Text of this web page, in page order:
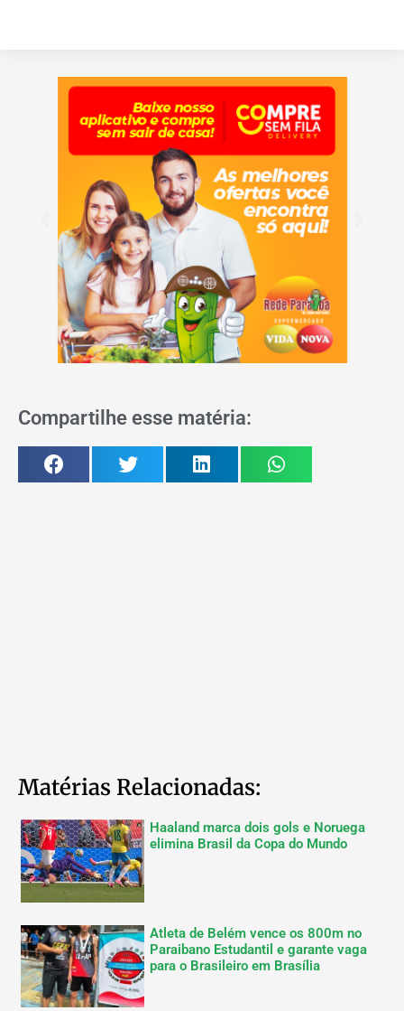
Compartilhe esse matéria:
Matérias Relacionadas:
Haaland marca dois gols e Noruega
elimina Brasil da Copa do Mundo
Atleta de Belém vence os 800m no
Paraibano Estudantil e garante vaga
para o Brasileiro em Brasília